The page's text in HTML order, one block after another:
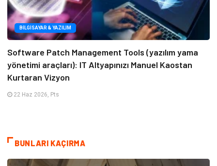
BILGISAYAR & YAZILIM
Software Patch Management Tools (yazılım yama
yönetimi araçları): IT Altyapınızı Manuel Kaostan
Kurtaran Vizyon
22 Haz 2026, Pts
BUNLARI KAÇIRMA